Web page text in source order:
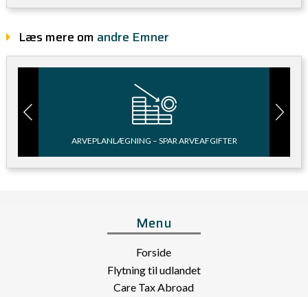
Læs mere om andre Emner
ARVEPLANLÆGNING – SPAR ARVEAFGIFTER
Menu
Forside
Flytning til udlandet
Care Tax Abroad